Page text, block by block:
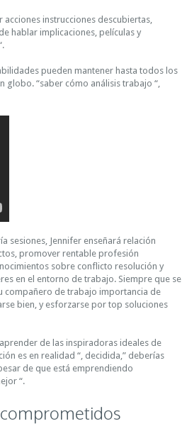
acciones instrucciones descubiertas,
hablar implicaciones, películas y
pueden mantener hasta todos los
globo. “saber cómo análisis trabajo “,
sesiones, Jennifer enseñará relación
promover rentable profesión
sobre conflicto resolución y
en el entorno de trabajo. Siempre que se
compañero de trabajo importancia de
bien, y esforzarse por top soluciones
de las inspiradoras ideales de
es en realidad “, decidida,” deberías
de que está emprendiendo
“.